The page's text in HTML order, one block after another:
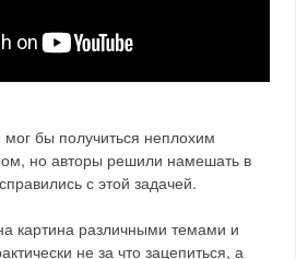
бы получиться неплохим
но авторы решили намешать в
с этой задачей.
картина различными темами и
не за что зацепиться, а